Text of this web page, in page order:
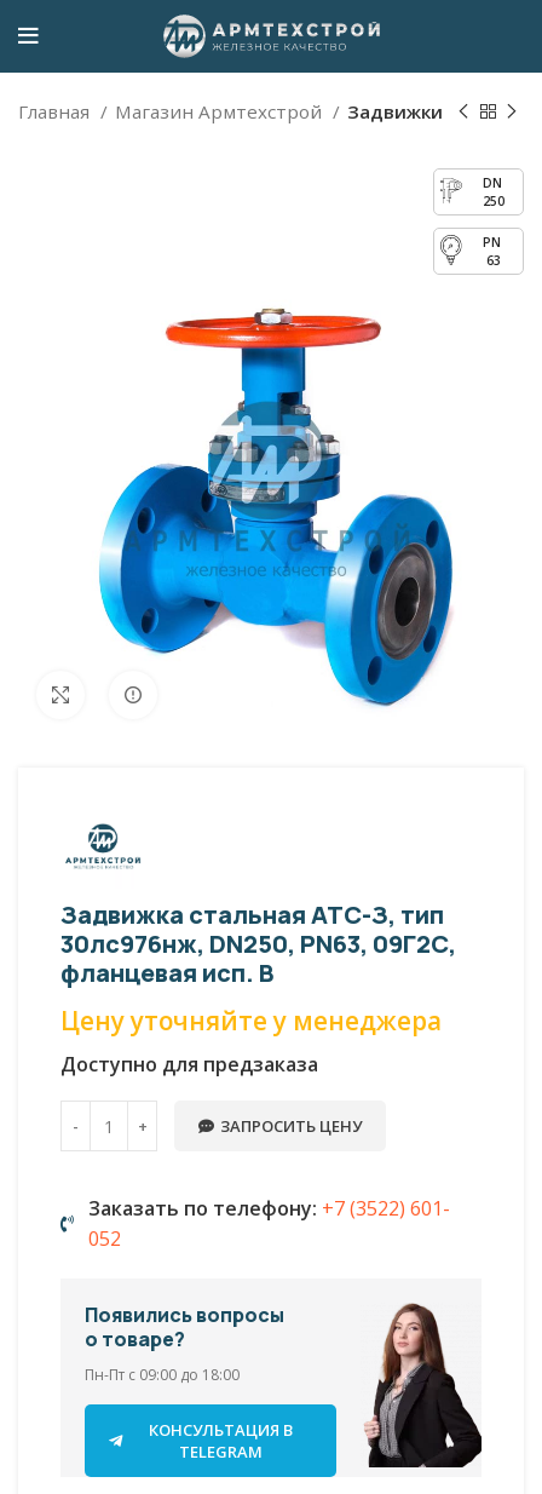
Главная Магазин Армтехстрой Задвижки
250
63
УвеличитьВнешний вид изделия может отличаться
от фото представленных на странице!
Задвижка стальная АТС-З, тип
30лс976нж, DN250, PN63, 09Г2С,
фланцевая исп. B
Цену уточняйте у менеджера
Доступно для предзаказа
ЗАПРОСИТЬ ЦЕНУ
Заказать по телефону: +7 (3522) 601-
052
Появились вопросы
о товаре?
Пн-Пт с 09:00 до 18:00
КОНСУЛЬТАЦИЯ В
TELEGRAM